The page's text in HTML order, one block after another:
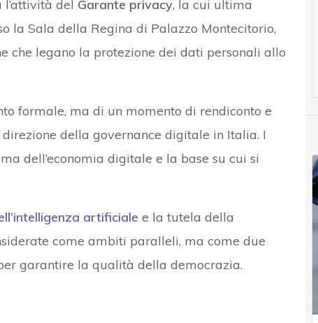
del Garante privacy, la cui ultima
la Sala della Regina di Palazzo Montecitorio,
che legano la protezione dei dati personali allo
formale, ma di un momento di rendiconto e
della governance digitale in Italia. I
dell’economia digitale e la base su cui si
artificiale e la tutela della
come ambiti paralleli, ma come due
garantire la qualità della democrazia.